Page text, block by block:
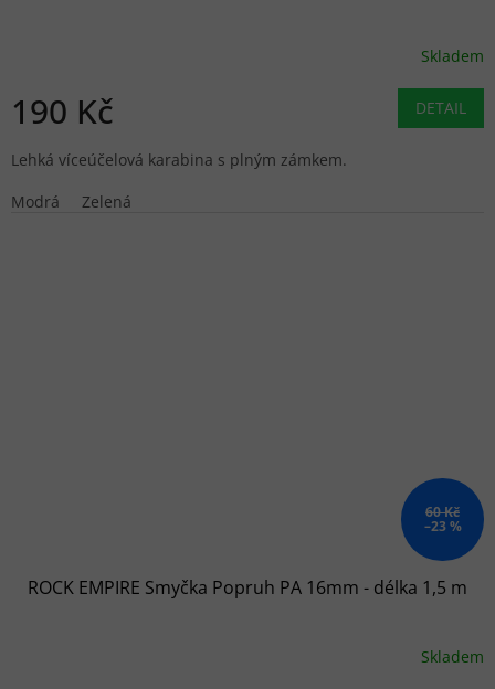
Skladem
190 Kč DETAIL
Lehká víceúčelová karabina s plným zámkem.
Modrá
Zelená
60 Kč
–23 %
ROCK EMPIRE Smyčka Popruh PA 16mm - délka 1,5 m
Skladem